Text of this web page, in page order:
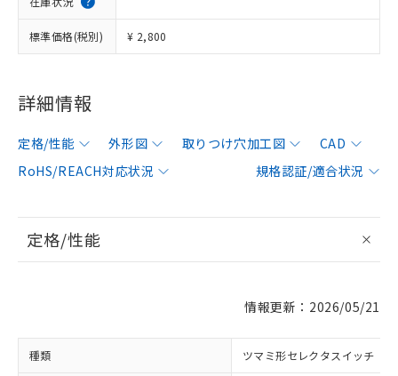
標準価格(税別) ¥ 2,800
詳細情報
定格/性能 外形図 取りつけ穴加工図
CAD
RoHS/REACH対応状況
規格認証/適合状況
定格/性能
情報更新：2026/05/21
種類 ツマミ形セレクタスイッチ